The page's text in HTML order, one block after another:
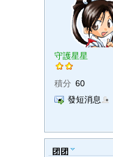
守護星星
積分 60
發短消息
团团